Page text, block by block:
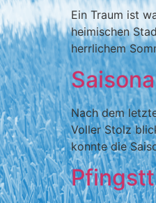
Ein Traum ist
heimischen
herrlichem
Nach dem
Voller Stolz
konnte die